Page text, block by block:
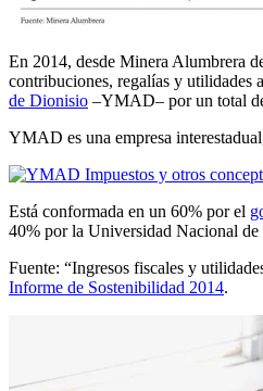
En 2014, desde Minera Alumbrera
contribuciones, regalías y utilidades a
de Dionisio –YMAD– por un total
YMAD es una empresa
Está conformada en un 60% por el
40% por la Universidad Nacional de
Fuente: “Ingresos fiscales y
Informe de Sostenibilidad 2014.